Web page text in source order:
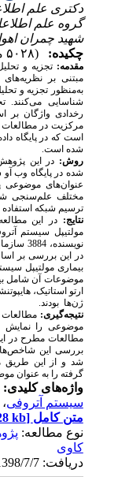
دکتری علم
گروه علم
شهید چمران
چکیده:
مقدمه:تجزیه و
مبتنی بر نظریه‌های
به‌منظور تجزیه و
شناسایی می‌کنند.
رخدادی واژگان
مرکزیت در مطالعات
شده است.
روش: در این پژوهش
عنوان‌های موضوعی
مختلف علم‌سنجی
ترسیم شبکه استفاده
نتایج:
بیماری مولتیپل
موضوعات آن شامل
ارتو استاتیک،
ژن‌ها بودند.
نتیجه‌گیری:مطالعات
موضوعی را نمایش
مطالعات مطرح در
بررسی این شاخص‌ها
شد و از این طریق
گرفته را به عنوان
واژه‌های کلیدی:
سیستم آتروفی،
متن کامل[PDF 1028 kb]
نوع مطالعه:
کاوی
دریافت: 1398/7/7 | پذیرش: 1398/8/6